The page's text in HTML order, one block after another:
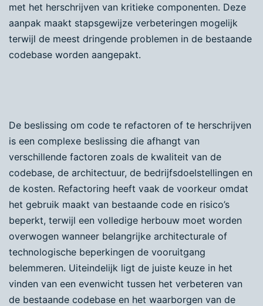
met het herschrijven van kritieke componenten. Deze
aanpak maakt stapsgewijze verbeteringen mogelijk
terwijl de meest dringende problemen in de bestaande
codebase worden aangepakt.
De beslissing om code te refactoren of te herschrijven
is een complexe beslissing die afhangt van
verschillende factoren zoals de kwaliteit van de
codebase, de architectuur, de bedrijfsdoelstellingen en
de kosten. Refactoring heeft vaak de voorkeur omdat
het gebruik maakt van bestaande code en risico’s
beperkt, terwijl een volledige herbouw moet worden
overwogen wanneer belangrijke architecturale of
technologische beperkingen de vooruitgang
belemmeren. Uiteindelijk ligt de juiste keuze in het
vinden van een evenwicht tussen het verbeteren van
de bestaande codebase en het waarborgen van de